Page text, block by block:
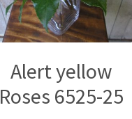
Alert yellow
Roses 6525-25